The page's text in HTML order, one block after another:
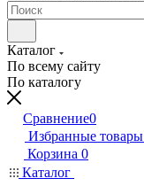
Каталог
По всему сайту
По каталогу
Сравнение0
Избранные товары
Корзина 0
Каталог